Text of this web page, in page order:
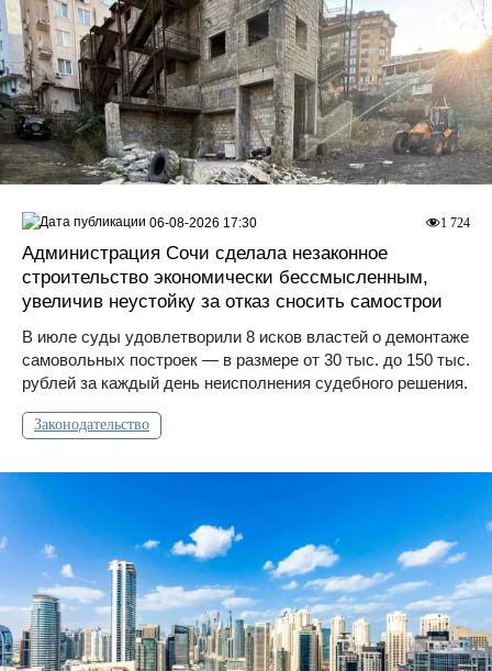
Администрация Сочи сделала незаконное
строительство экономически бессмысленным,
увеличив неустойку за отказ сносить самострои
В июле суды удовлетворили 8 исков властей о демонтаже
самовольных построек — в размере от 30 тыс. до 150 тыс.
рублей за каждый день неисполнения судебного решения.
Законодательство
1 724
06-08-2026 17:30